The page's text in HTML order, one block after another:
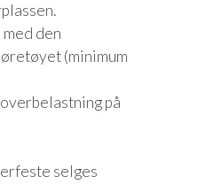
den
(minimum
på
selges